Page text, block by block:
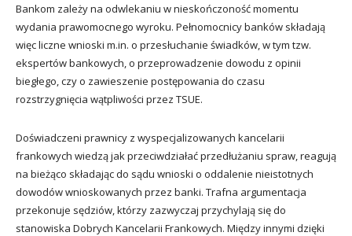
Bankom zależy na odwlekaniu w nieskończoność momentu
wydania prawomocnego wyroku. Pełnomocnicy banków składają
więc liczne wnioski m.in. o przesłuchanie świadków, w tym tzw.
ekspertów bankowych, o przeprowadzenie dowodu z opinii
biegłego, czy o zawieszenie postępowania do czasu
rozstrzygnięcia wątpliwości przez TSUE.
Doświadczeni prawnicy z wyspecjalizowanych kancelarii
frankowych wiedzą jak przeciwdziałać przedłużaniu spraw, reagują
na bieżąco składając do sądu wnioski o oddalenie nieistotnych
dowodów wnioskowanych przez banki. Trafna argumentacja
przekonuje sędziów, którzy zazwyczaj przychylają się do
stanowiska Dobrych Kancelarii Frankowych. Między innymi dzięki